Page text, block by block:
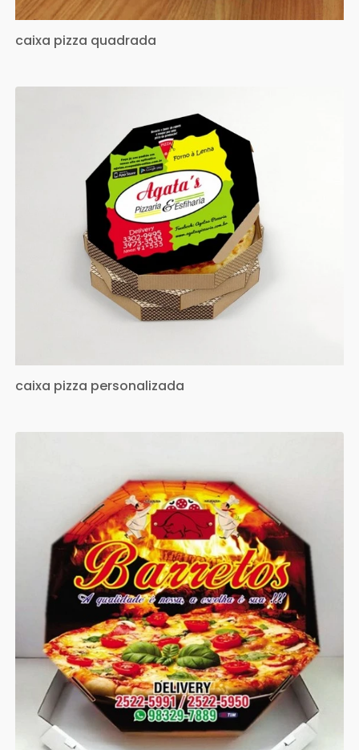
caixa pizza quadrada
caixa pizza personalizada